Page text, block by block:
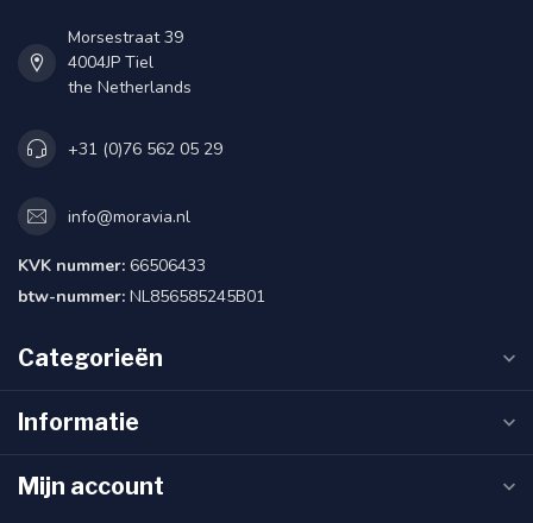
Morsestraat 39
4004JP Tiel
the Netherlands
+31 (0)76 562 05 29
info@moravia.nl
KVK nummer: 66506433
btw-nummer: NL856585245B01
Categorieën
Informatie
Mijn account